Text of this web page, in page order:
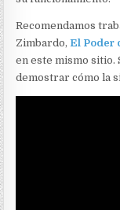
Recomendamos
Zimbardo,El Poder
en este mismo sitio.
demostrar cómo la